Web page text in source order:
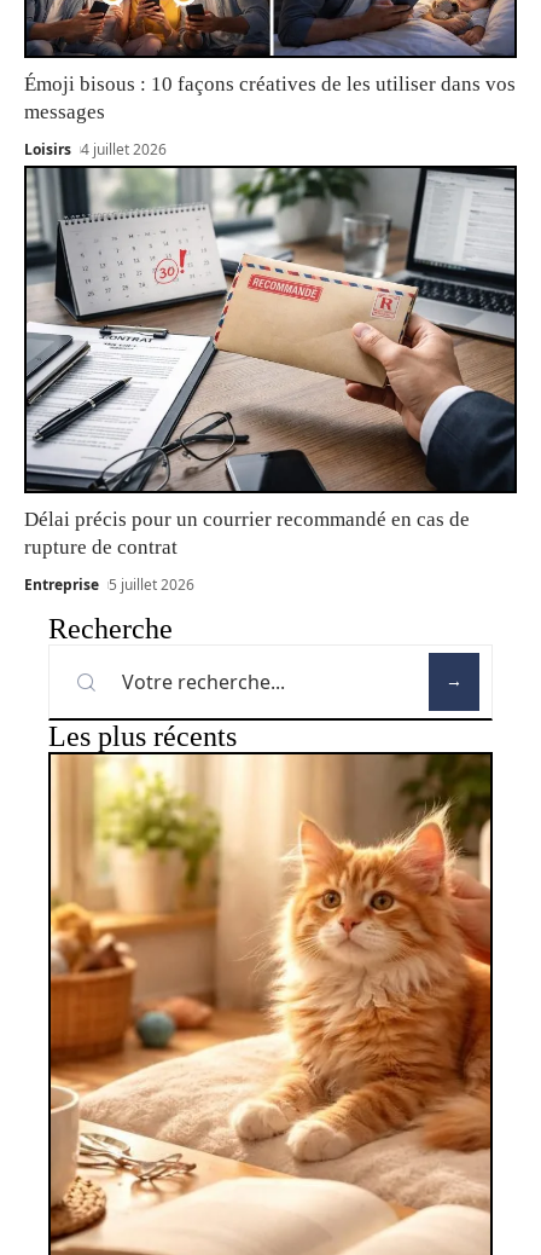
Émoji bisous : 10 façons créatives de les utiliser dans vos
messages
Loisirs 4 juillet 2026
Délai précis pour un courrier recommandé en cas de
rupture de contrat
Entreprise 5 juillet 2026
Recherche
Les plus récents